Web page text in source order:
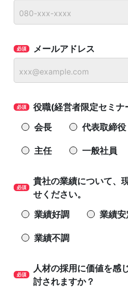
メールアドレス
役職(経営者限定セミナ
会長
代表取締役
主任 一般社員
貴社の業績について、
せください。
業績好調
業績安
業績不調
人材の採用に価値を感
討されますか？